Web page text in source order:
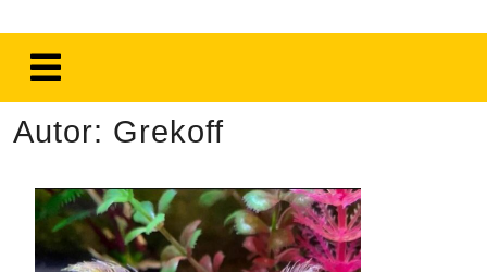
Autor: Grekoff